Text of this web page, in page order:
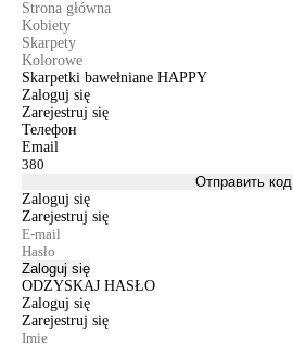
Strona główna
Kobiety
Skarpety
Kolorowe
Skarpetki bawełniane HAPPY
Zaloguj się
Zarejestruj się
Телефон
Email
Отправить код
Zaloguj się
Zarejestruj się
Zaloguj się
ODZYSKAJ HASŁO
Zaloguj się
Zarejestruj się